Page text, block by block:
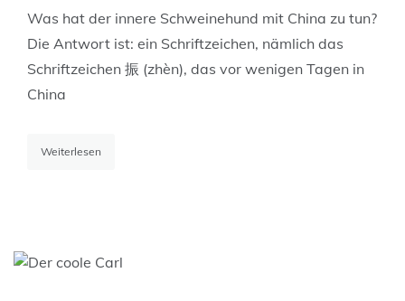
Was hat der innere Schweinehund mit China zu tun?
Die Antwort ist: ein Schriftzeichen, nämlich das
Schriftzeichen 振 (zhèn), das vor wenigen Tagen in
China
Weiterlesen